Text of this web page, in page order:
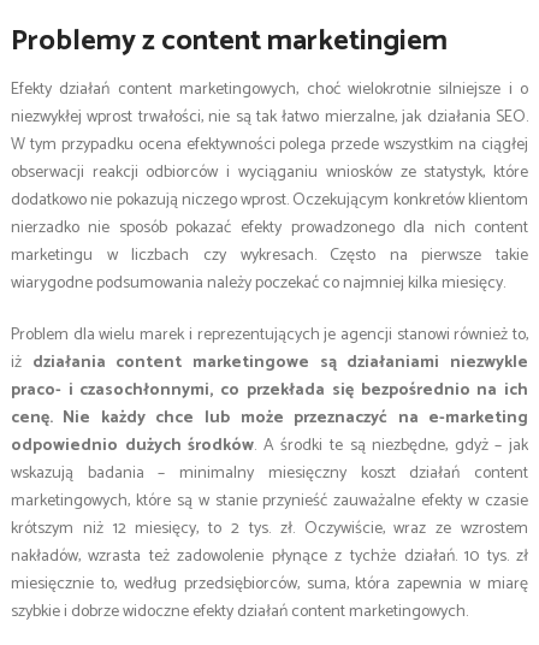
Problemy z content marketingiem
Efekty działań content marketingowych, choć wielokrotnie silniejsze i o
niezwykłej wprost trwałości, nie są tak łatwo mierzalne, jak działania SEO.
W tym przypadku ocena efektywności polega przede wszystkim na ciągłej
obserwacji reakcji odbiorców i wyciąganiu wniosków ze statystyk, które
dodatkowo nie pokazują niczego wprost. Oczekującym konkretów klientom
nierzadko nie sposób pokazać efekty prowadzonego dla nich content
marketingu w liczbach czy wykresach. Często na pierwsze takie
wiarygodne podsumowania należy poczekać co najmniej kilka miesięcy.
Problem dla wielu marek i reprezentujących je agencji stanowi również to,
iż działania content marketingowe są działaniami niezwykle
praco- i czasochłonnymi, co przekłada się bezpośrednio na ich
cenę. Nie każdy chce lub może przeznaczyć na e-marketing
odpowiednio dużych środków. A środki te są niezbędne, gdyż – jak
wskazują badania – minimalny miesięczny koszt działań content
marketingowych, które są w stanie przynieść zauważalne efekty w czasie
krótszym niż 12 miesięcy, to 2 tys. zł. Oczywiście, wraz ze wzrostem
nakładów, wzrasta też zadowolenie płynące z tychże działań. 10 tys. zł
miesięcznie to, według przedsiębiorców, suma, która zapewnia w miarę
szybkie i dobrze widoczne efekty działań content marketingowych.